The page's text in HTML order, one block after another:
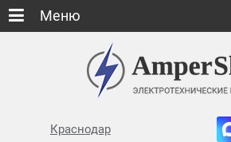
Краснодар
Меню